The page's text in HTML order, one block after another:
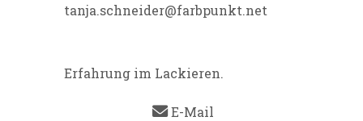
tanja.schneider@farbpunkt.net
Erfahrung im Lackieren.
E-Mail